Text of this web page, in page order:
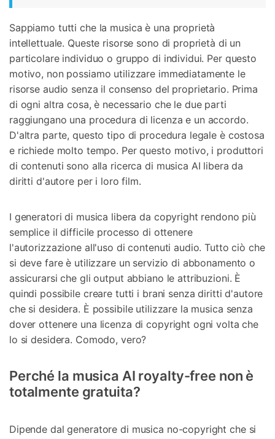
Sappiamo tutti che la musica è una proprietà
intellettuale. Queste risorse sono di proprietà di un
particolare individuo o gruppo di individui. Per questo
motivo, non possiamo utilizzare immediatamente le
risorse audio senza il consenso del proprietario. Prima
di ogni altra cosa, è necessario che le due parti
raggiungano una procedura di licenza e un accordo.
D'altra parte, questo tipo di procedura legale è costosa
e richiede molto tempo. Per questo motivo, i produttori
di contenuti sono alla ricerca di musica AI libera da
diritti d'autore per i loro film.
I generatori di musica libera da copyright rendono più
semplice il difficile processo di ottenere
l'autorizzazione all'uso di contenuti audio. Tutto ciò che
si deve fare è utilizzare un servizio di abbonamento o
assicurarsi che gli output abbiano le attribuzioni. È
quindi possibile creare tutti i brani senza diritti d'autore
che si desidera. È possibile utilizzare la musica senza
dover ottenere una licenza di copyright ogni volta che
lo si desidera. Comodo, vero?
Perché la musica AI royalty-free non è
totalmente gratuita?
Dipende dal generatore di musica no-copyright che si